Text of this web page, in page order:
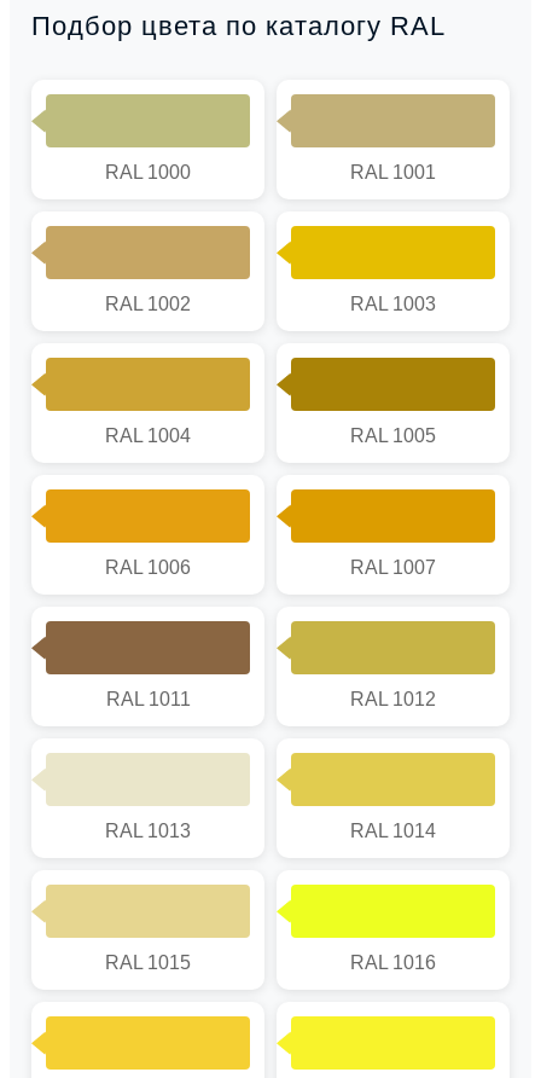
Подбор цвета по каталогу RAL
RAL 1000 RAL 1001
RAL 1002 RAL 1003
RAL 1004 RAL 1005
RAL 1006 RAL 1007
RAL 1011 RAL 1012
RAL 1013 RAL 1014
RAL 1015 RAL 1016